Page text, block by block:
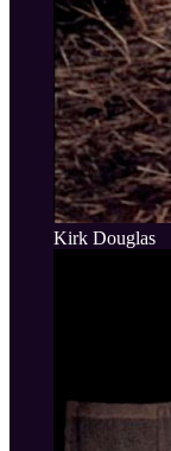
Kirk Douglas